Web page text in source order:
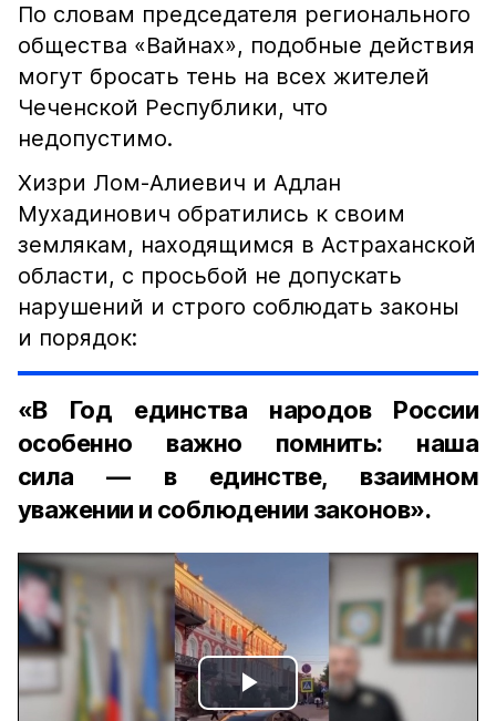
По словам председателя регионального
общества «Вайнах», подобные действия
могут бросать тень на всех жителей
Чеченской Республики, что
недопустимо.
Хизри Лом-Алиевич и Адлан
Мухадинович обратились к своим
землякам, находящимся в Астраханской
области, с просьбой не допускать
нарушений и строго соблюдать законы
и порядок:
«В Год единства народов России
особенно важно помнить: наша
сила — в единстве, взаимном
уважении и соблюдении законов».
Play